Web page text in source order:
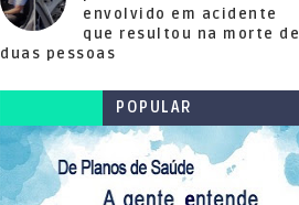
envolvido em acidente
que resultou na morte de
duas pessoas
POPULAR